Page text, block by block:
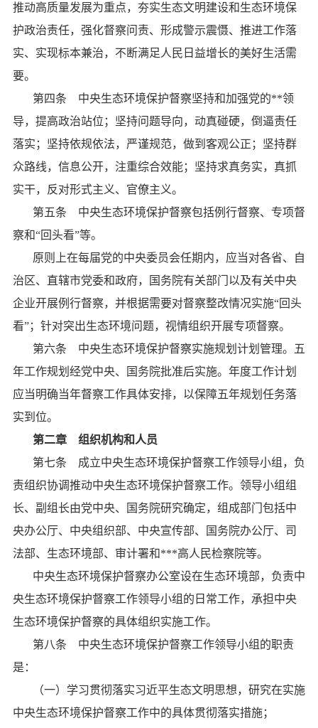
推动高质量发展为重点，夯实生态文明建设和生态环境保
护政治责任，强化督察问责、形成警示震慑、推进工作落
实、实现标本兼治，不断满足人民日益增长的美好生活需
要。
第四条 中央生态环境保护督察坚持和加强党的**领
导，提高政治站位；坚持问题导向，动真碰硬，倒逼责任
落实；坚持依规依法，严谨规范，做到客观公正；坚持群
众路线，信息公开，注重综合效能；坚持求真务实，真抓
实干，反对形式主义、官僚主义。
第五条 中央生态环境保护督察包括例行督察、专项督
察和“回头看”等。
原则上在每届党的中央委员会任期内，应当对各省、自
治区、直辖市党委和政府，国务院有关部门以及有关中央
企业开展例行督察，并根据需要对督察整改情况实施“回头
看”；针对突出生态环境问题，视情组织开展专项督察。
第六条 中央生态环境保护督察实施规划计划管理。五
年工作规划经党中央、国务院批准后实施。年度工作计划
应当明确当年督察工作具体安排，以保障五年规划任务落
实到位。
第二章 组织机构和人员
第七条 成立中央生态环境保护督察工作领导小组，负
责组织协调推动中央生态环境保护督察工作。领导小组组
长、副组长由党中央、国务院研究确定，组成部门包括中
央办公厅、中央组织部、中央宣传部、国务院办公厅、司
法部、生态环境部、审计署和***高人民检察院等。
中央生态环境保护督察办公室设在生态环境部，负责中
央生态环境保护督察工作领导小组的日常工作，承担中央
生态环境保护督察的具体组织实施工作。
第八条 中央生态环境保护督察工作领导小组的职责
是：
（一）学习贯彻落实习近平生态文明思想，研究在实施
中央生态环境保护督察工作中的具体贯彻落实措施；